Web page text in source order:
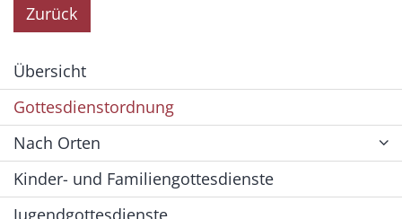
Zurück
Übersicht
Gottesdienstordnung
Nach Orten
Kinder- und Familiengottesdienste